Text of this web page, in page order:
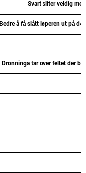
Svart sliter veldig
Bedre å få slått løperen ut på
Dronninga tar over feltet der